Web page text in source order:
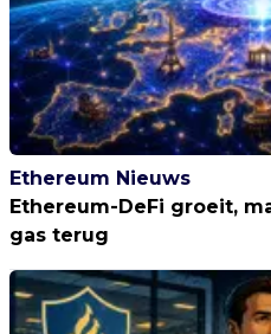
Ethereum Nieuws
Ethereum-DeFi groeit,
gas terug